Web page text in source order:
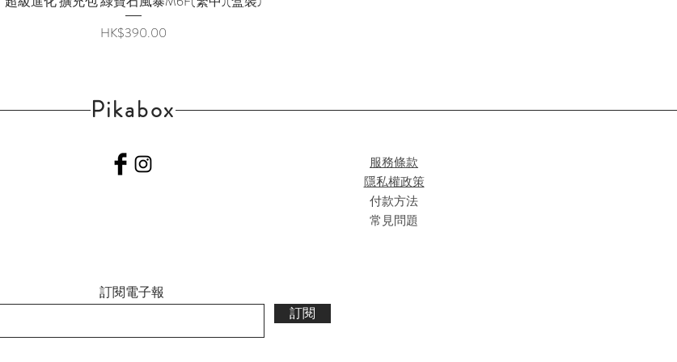
價格
HK$390.00
Pikabox
服務條款
隱私權政策
付款方法
常見問題
訂閱電子報
訂閱